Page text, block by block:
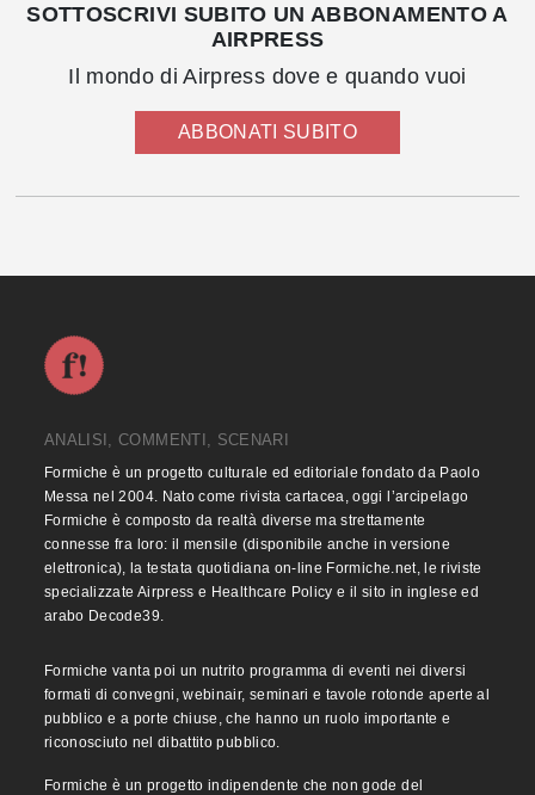
SOTTOSCRIVI SUBITO UN ABBONAMENTO A
AIRPRESS
Il mondo di Airpress dove e quando vuoi
ABBONATI SUBITO
ANALISI, COMMENTI, SCENARI
Formiche è un progetto culturale ed editoriale fondato da Paolo
Messa nel 2004. Nato come rivista cartacea, oggi l’arcipelago
Formiche è composto da realtà diverse ma strettamente
connesse fra loro: il mensile (disponibile anche in versione
elettronica), la testata quotidiana on-line Formiche.net, le riviste
specializzate Airpress e Healthcare Policy e il sito in inglese ed
arabo Decode39.
Formiche vanta poi un nutrito programma di eventi nei diversi
formati di convegni, webinair, seminari e tavole rotonde aperte al
pubblico e a porte chiuse, che hanno un ruolo importante e
riconosciuto nel dibattito pubblico.
Formiche è un progetto indipendente che non gode del